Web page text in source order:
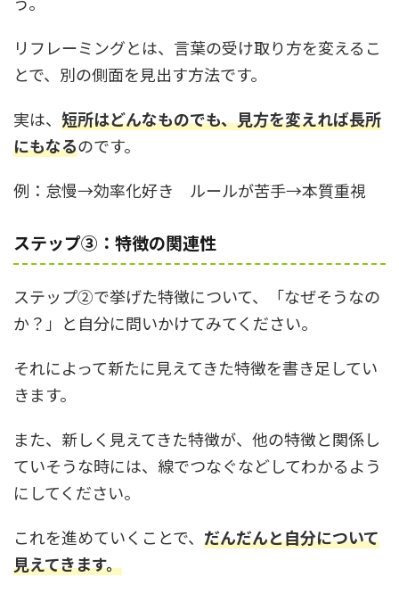
リフレーミングとは、言葉の受け取り方を変えるこ
とで、別の側面を見出す方法です。
実は、 短所はどんなものでも、見方を変えれば長所
にもなるのです。
例：怠慢→効率化好き ルールが苦手→本質重視
ステップ③ ：特徴の関連性
ステップ②で挙げた特徴について、「なぜそうなの
か？」と自分に問いかけてみてください。
それによって新たに見えてきた特徴を書き足してい
きます。
また、新しく見えてきた特徴が、他の特徴と関係し
ていそうな時には、線でつなぐなどしてわかるよう
にしてください。
これを進めていくことで、 だんだんと自分について
見えてきます。